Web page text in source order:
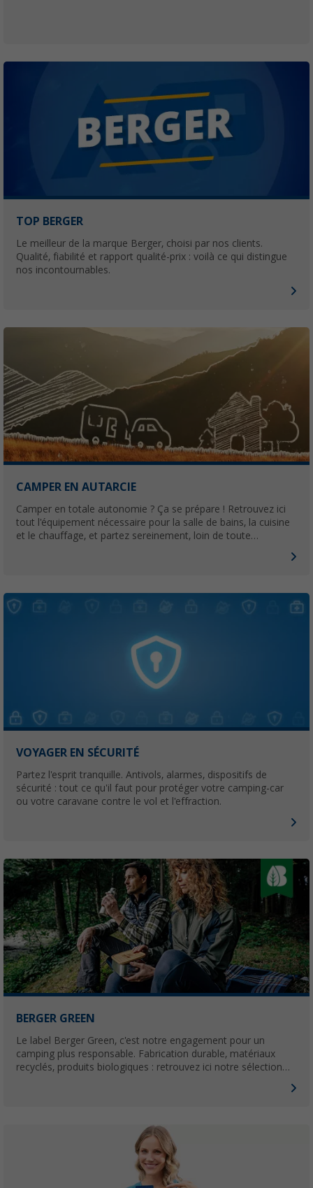
TOP BERGER
Le meilleur de la marque Berger, choisi par nos clients.
Qualité, fiabilité et rapport qualité-prix : voilà ce qui distingue
nos incontournables.
CAMPER EN AUTARCIE
Camper en totale autonomie ? Ça se prépare ! Retrouvez ici
tout l'équipement nécessaire pour la salle de bains, la cuisine
et le chauffage, et partez sereinement, loin de toute
VOYAGER EN SÉCURITÉ
Partez l'esprit tranquille. Antivols, alarmes, dispositifs de
sécurité : tout ce qu'il faut pour protéger votre camping-car
ou votre caravane contre le vol et l'effraction.
BERGER GREEN
Le label Berger Green, c'est notre engagement pour un
camping plus responsable. Fabrication durable, matériaux
recyclés, produits biologiques : retrouvez ici notre sélection